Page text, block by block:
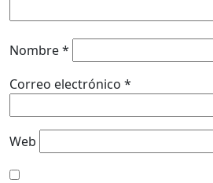
Nombre*
Correo electrónico *
Web